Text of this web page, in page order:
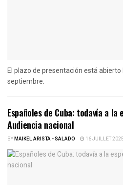
El plazo de presentación está
septiembre.
Españoles de Cuba: todavía a
Audiencia nacional
BYMAIKEL ARISTA - SALADO 16 JUILLET 2025